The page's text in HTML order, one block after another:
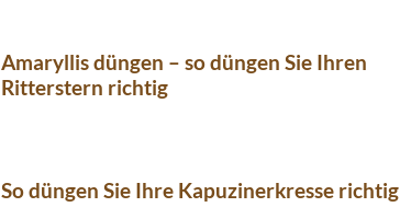
Amaryllis düngen – so düngen Sie Ihren
Ritterstern richtig
So düngen Sie Ihre Kapuzinerkresse richtig